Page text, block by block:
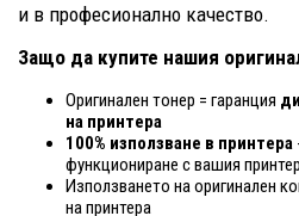
и в професионално качество.
Защо да купите нашия
Оригинален тонер = гаранция
на принтера
100% използване в принтера
функциониране с вашия принтер
Използването на оригинален
на принтера